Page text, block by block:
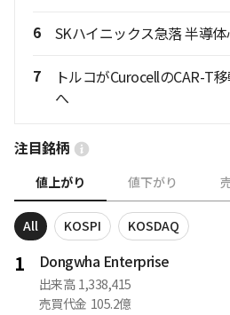
6 SKハイニックス急落 半導
7
トルコがCurocellのCAR-T
へ
注目銘柄
値上がり 値下がり
All KOSPI KOSDAQ
1 Dongwha Enterprise
出来高 1,338,415
売買代金 105.2億